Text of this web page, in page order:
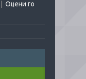
Оцени го